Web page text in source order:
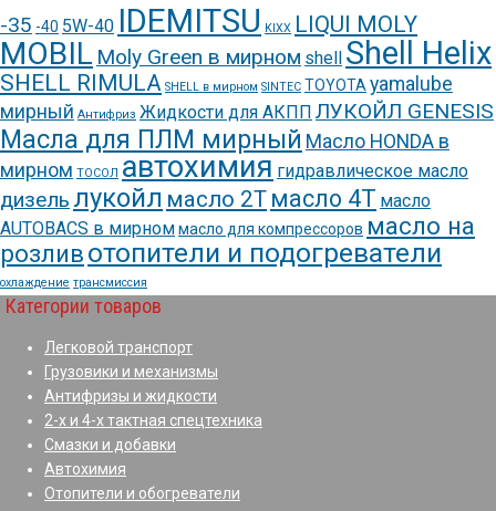
-35 -40 5W-40 IDEMITSU KIXX LIQUI MOLY
MOBIL Moly Green в мирном shell Shell Helix
SHELL RIMULA SHELL в мирном SINTEC TOYOTA yamalube
мирный Антифриз Жидкости для АКПП ЛУКОЙЛ GENESIS
Масла для ПЛМ мирный Масло HONDA в
мирном ТОСОЛ автохимия гидравлическое масло
дизель лукойл масло 2Т масло 4Т масло
AUTOBACS в мирноммасло для компрессоров масло на
розливотопители и подогреватели
охлаждение трансмиссия
Категории товаров
Легковой транспорт
Грузовики и механизмы
Антифризы и жидкости
2-х и 4-х тактная спецтехника
Смазки и добавки
Автохимия
Отопители и обогреватели